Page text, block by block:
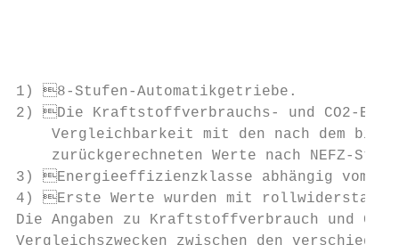
1) 8-Stufen-Automatikgetriebe.
2) Die Kraftstoffverbrauchs- und CO2-
Vergleichbarkeit mit den nach dem
zurückgerechneten Werte nach NEFZ-
3) Energieeffizienzklasse abhängig vom
4) Erste Werte wurden mit
Die Angaben zu Kraftstoffverbrauch und
­Vergleichszwecken zwischen den